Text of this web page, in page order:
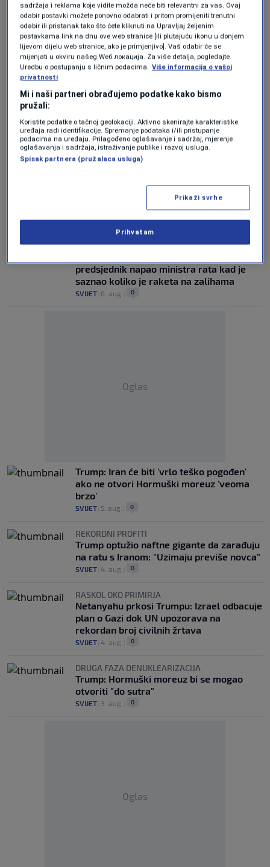
REPUBLIKANSKA VEĆINA
Senat spašava Trumpa i međuizbore:
Odobreno produženje finansiranja vlade
SVIJET| 8. aug.| 0
STATE DEPARTMENT OBJAVIO
Trump šalje milijardu dolara novom
kolumbijskom predsjedniku
SVIJET |8. aug.| 0
Američki sud blokirao Trumpov plan
izgradnje plesne dvorane u Bijeloj kući
SVIJET|7. aug.| 0
SUKOB U VRHU AMERIČKE VLASTI
predsjednik napao ministra rata kad je
saznao koliko je raketa na zalihama
SVIJET 6. aug. 0
Oglas
Trump: Iran će biti 'vrlo teško pogođen'
ako ne otvori Hormuški moreuz 'veoma
brzo'
SVIJET 5. aug. 0
REKORDNI PROFITI
Trump optužio naftne gigante da zarađuju
na ratu s Iranom: "Uzimaju previše novca"
SVIJET 4. aug. 0
RASKOL OKO PRIMIRJA
Netanyahu prkosi Trumpu: Izrael odbacuje
plan o Gazi dok UN upozorava na
rekordan broj civilnih žrtava
SVIJET 4. aug. 0
DRUGA FAZA DENUKLEARIZACIJA
Trump: Hormuški moreuz bi se mogao
otvoriti "do sutra"
SVIJET 3. aug. 0
Oglas
sadržaja i reklama koje vidite možda neće biti relevantni za vas. Ovaj
odabir postavki možete ponovno odabrati i pritom promijeniti trenutni
odabir ili pristanak tako što ćete kliknuti na Upravljaj željenim
postavkama link na dnu ove web stranice [ili plutajuću ikonu u donjem
lijevom dijelu web stranice, ako je primjenjivo]. Vaš odabir će se
mijenjati u okviru našeg Wеб локација. Za više detalja, pogledajte
Uredbu o postupanju s ličnim podacima. Više informacija o vašoj
privatnosti
Mi i naši partneri obrađujemo podatke kako bismo
pružali:
Koristite podatke o tačnoj geolokaciji. Aktivno skenirajte karakteristike
uređaja radi identifikacije. Spremanje podataka i/ili pristupanje
podacima na uređaju. Prilagođeno oglašavanje i sadržaj, mjerenje
oglašavanja i sadržaja, istraživanje publike i razvoj usluga.
Spisak partnera (pružalaca usluga)
Prikaži svrhe
Prihvatam